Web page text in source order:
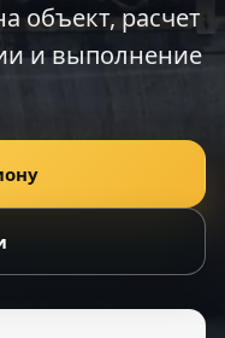
объект, расчет
и выполнение